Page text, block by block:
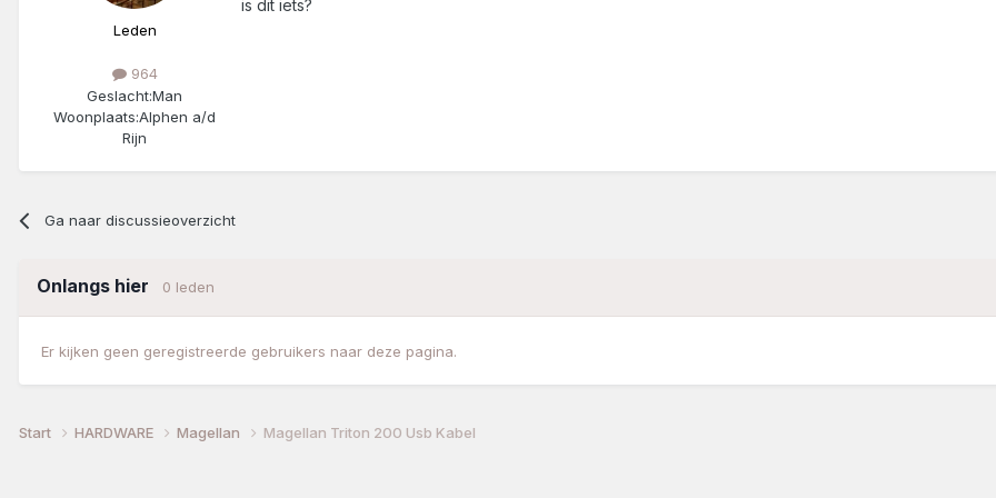
Leden
964
Geslacht:Man
Woonplaats:Alphen a/d
Rijn
is dit iets?
Ga naar discussieoverzicht
Onlangs hier 0 leden
Er kijken geen geregistreerde gebruikers naar deze pagina.
Start HARDWARE Magellan Magellan Triton 200 Usb Kabel